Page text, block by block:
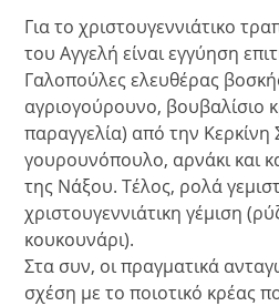
Για το χριστουγεννιάτικο
του Αγγελή είναι εγγύηση
Γαλοπούλες ελευθέρας
αγριογούρουνο, βουβαλίσιο
παραγγελία) από την Κερκίνη
γουρουνόπουλο, αρνάκι και
της Νάξου. Τέλος, ρολά
χριστουγεννιάτικη γέμιση
κουκουνάρι).
Στα συν, οι πραγματικά
σχέση με το ποιοτικό κρέας